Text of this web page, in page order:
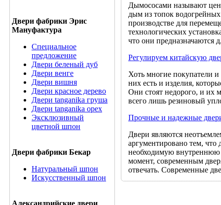
Двери фабрики Эрис
Мануфактура
Специальное
предложение
Двери беленый дуб
Двери венге
Двери вишня
Двери красное дерево
Двери tanganika груша
Двери tanganika oрех
Эксклюзивный
цветной шпон
Двери фабрики Бекар
Натуральный шпон
Искусственный шпон
Александрийские двери
Дымососами называют
дым из топок
производстве для
технологических
что они предназначаются
Регулируем китайскую
Хоть многие покупатели
них есть и изделия,
Они стоят недорого, и их
всего лишь резиновый
Прочные и надежные
Двери являются
аргументировано тем, что
необходимую внутреннюю
момент, современным
отвечать. Современные